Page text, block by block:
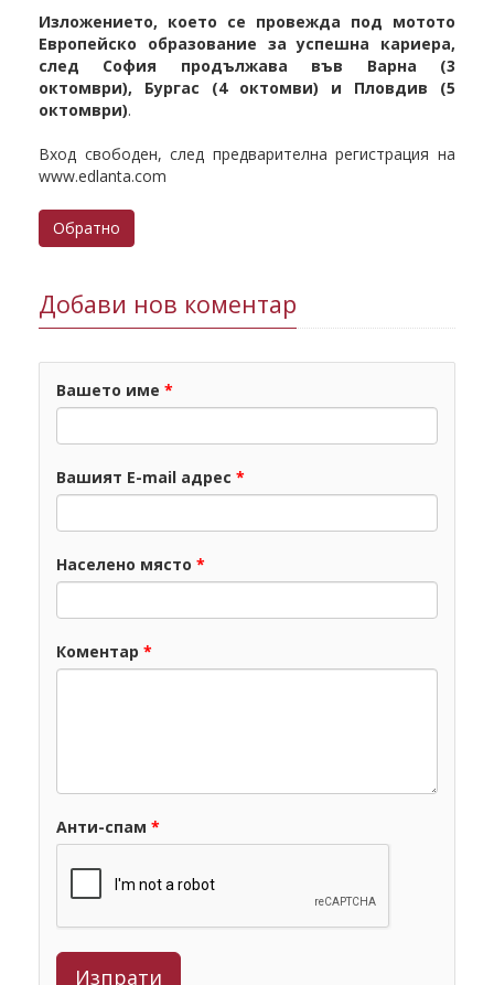
Изложението, което се провежда под мотото
Европейско образование за успешна кариера,
след София продължава във Варна (3
октомври), Бургас (4 октомви) и Пловдив (5
октомври).
Вход свободен, след предварителна регистрация на
www.edlanta.com
Обратно
Добави нов коментар
Вашето име *
Вашият E-mail адрес *
Населено място *
Коментар *
Анти-спам *